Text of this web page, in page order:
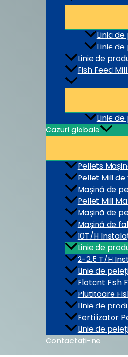
Linia
Linie
Linie de
Fish Feed
Linie
Cazuri globale
Pellets
Pellet Mill
Mașină de
Pellet Mill
Mașină de
Mașină de
10T/H
Linie de
2-2.5 T/H
Linie de
Flotant Fish
Plutitoare
Linie de
Fertilizator
Linie de
Contactați-ne